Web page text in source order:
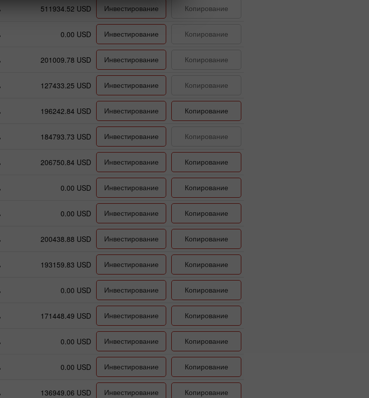
511934.52 USD Инвестирование Копирование
0.00 USD Инвестирование Копирование
201009.78 USD Инвестирование Копирование
127433.25 USD Инвестирование Копирование
196242.84 USD Инвестирование Копирование
184793.73 USD Инвестирование Копирование
206750.84 USD Инвестирование Копирование
0.00 USD Инвестирование Копирование
0.00 USD Инвестирование Копирование
200438.88 USD Инвестирование Копирование
193159.83 USD Инвестирование Копирование
0.00 USD Инвестирование Копирование
171448.49 USD Инвестирование Копирование
0.00 USD Инвестирование Копирование
0.00 USD Инвестирование Копирование
136949.06 USD Инвестирование Копирование